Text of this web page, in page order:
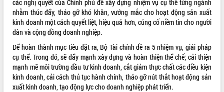
QUY HOẠCH - KẾ HOẠCH
các nghị quyết của Chính phủ để xây dựng nhiệm vụ cụ thể từng ngành
nhằm thúc đẩy, tháo gỡ khó khăn, vướng mắc cho hoạt động sản xuất
kinh doanh một cách quyết liệt, hiệu quả hơn, củng cố niềm tin cho người
dân và cộng đồng doanh nghiệp.
Để hoàn thành mục tiêu đặt ra, Bộ Tài chính đề ra 5 nhiệm vụ, giải pháp
cụ thể. Trong đó, sẽ đẩy mạnh xây dựng và hoàn thiện thể chế; cải thiện
mạnh mẽ môi trường đầu tư kinh doanh, cắt giảm thực chất các điều kiện
kinh doanh, cải cách thủ tục hành chính, tháo gỡ nút thắt hoạt động sản
xuất kinh doanh, tạo động lực cho doanh nghiệp phát triển.